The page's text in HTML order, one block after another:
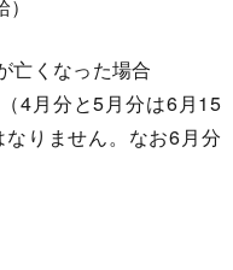
くなった場合
4月分と5月分は6月15
りません。なお6月分